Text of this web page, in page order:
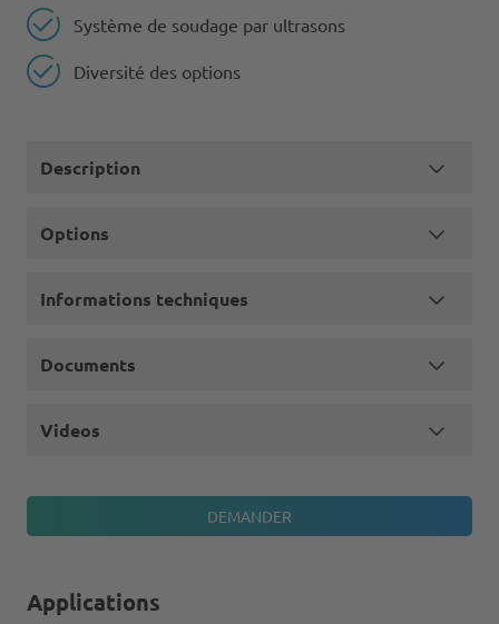
Système de soudage par ultrasons
Diversité des options
Description
Options
Informations techniques
Documents
Videos
Applications